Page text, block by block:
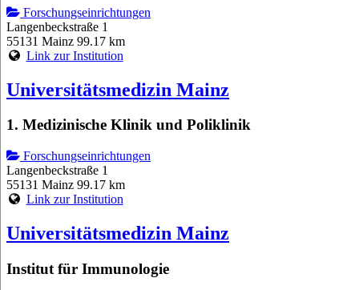
Forschungseinrichtungen
Langenbeckstraße 1
55131 Mainz 99.17 km
Link zur Institution
Universitätsmedizin Mainz
1. Medizinische Klinik und Poliklinik
Forschungseinrichtungen
Langenbeckstraße 1
55131 Mainz 99.17 km
Link zur Institution
Universitätsmedizin Mainz
Institut für Immunologie